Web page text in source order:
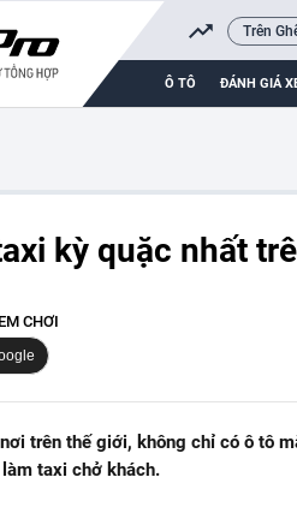
Trên
Ô TÔ ĐÁNH GIÁ
kỳ quặc nhất
CHƠI
trên thế giới, không chỉ có ô tô
taxi chở khách.